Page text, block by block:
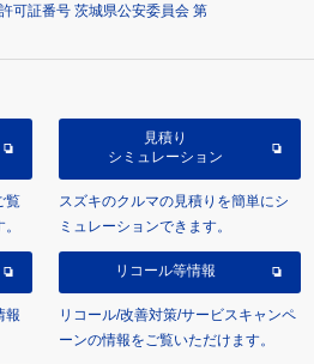
可証番号 茨城県公安委員会 第
覧
見積り
シミュレーション
スズキのクルマの見積りを簡単にシ
ミュレーションできます。
報
リコール等情報
リコール/改善対策/サービスキャンペ
ーンの情報をご覧いただけます。